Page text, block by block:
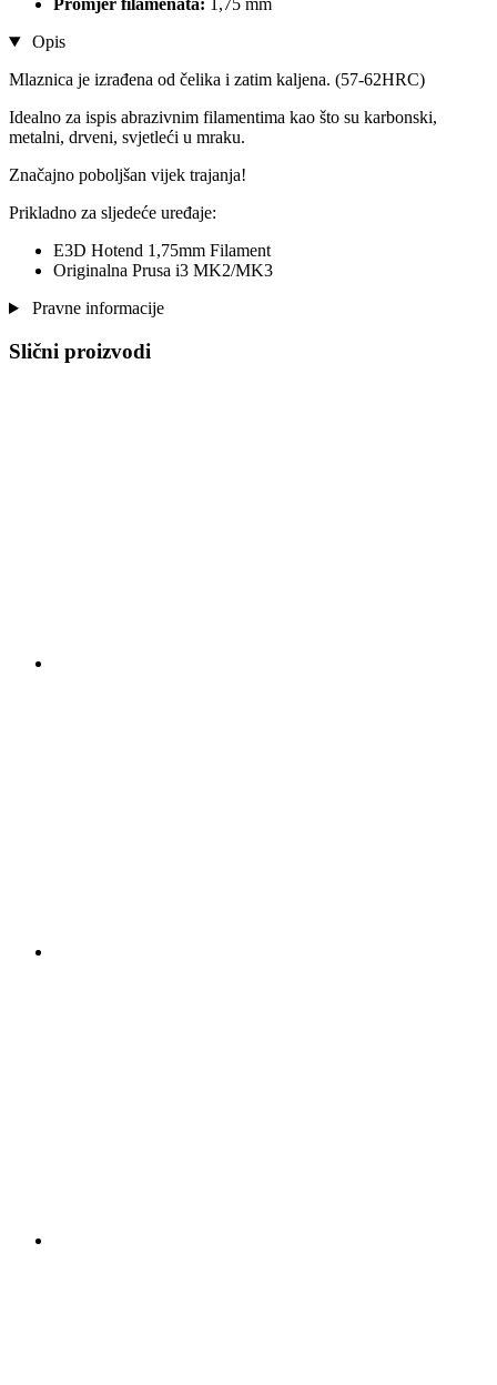
Promjer filamenata:
1,75 mm
Opis
Mlaznica je izrađena od čelika i zatim kaljena. (57-62HRC)
Idealno za ispis abrazivnim filamentima kao što su karbonski,
metalni, drveni, svjetleći u mraku.
Značajno poboljšan vijek trajanja!
Prikladno za sljedeće uređaje:
E3D Hotend 1,75mm Filament
Originalna Prusa i3 MK2/MK3
Pravne informacije
Slični proizvodi